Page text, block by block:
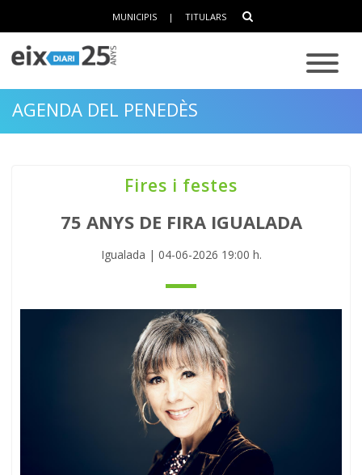
MUNICIPIS | TITULARS
AGENDA DEL PENEDÈS
Fires i festes
75 ANYS DE FIRA IGUALADA
Igualada | 04-06-2026 19:00 h.